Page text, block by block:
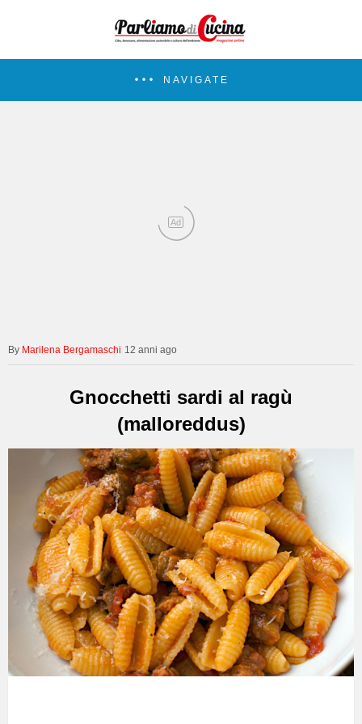
NAVIGATE
Ad
Marilena Bergamaschi 12 anni ago
Gnocchetti sardi al ragù
(malloreddus)